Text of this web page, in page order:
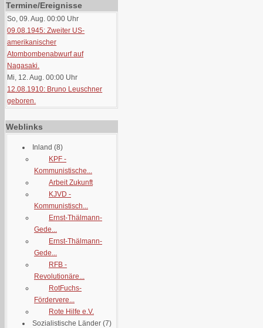
Termine/Ereignisse
So, 09. Aug. 00:00 Uhr
09.08.1945: Zweiter US-
amerikanischer
Atombombenabwurf auf
Nagasaki.
Mi, 12. Aug. 00:00 Uhr
12.08.1910: Bruno Leuschner
geboren.
Weblinks
Inland (8)
KPF -
Kommunistische...
Arbeit Zukunft
KJVD -
Kommunistisch...
Ernst-Thälmann-
Gede...
Ernst-Thälmann-
Gede...
RFB -
Revolutionäre...
RotFuchs-
Fördervere...
Rote Hilfe e.V.
Sozialistische Länder (7)